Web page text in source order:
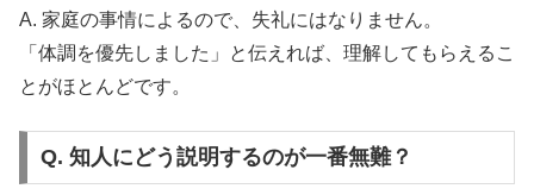
A. 家庭の事情によるので、失礼にはなりません。
「体調を優先しました」と伝えれば、理解してもらえるこ
とがほとんどです。
Q. 知人にどう説明するのが一番無難？